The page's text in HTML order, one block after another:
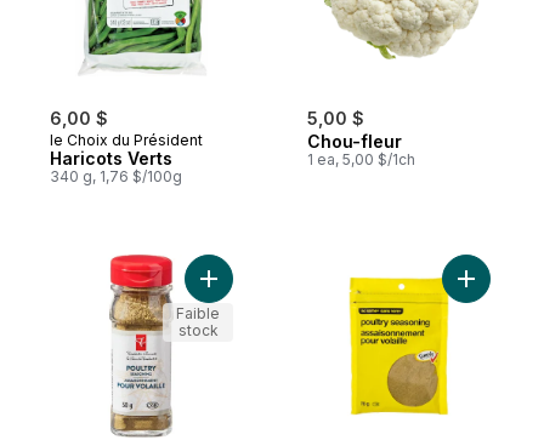
6,00 $
le Choix du Président
Haricots Verts
340 g, 1,76 $/100g
5,00 $
Chou-fleur
1 ea, 5,00 $/1ch
Ajouter Assaisonnement pour volaille au
Faible
stock
Ajouter